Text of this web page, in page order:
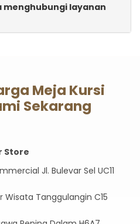
menghubungi layanan
Meja Kursi
Sekarang
Store
Jl. Bulevar Sel UC11
Wisata Tanggulangin C15